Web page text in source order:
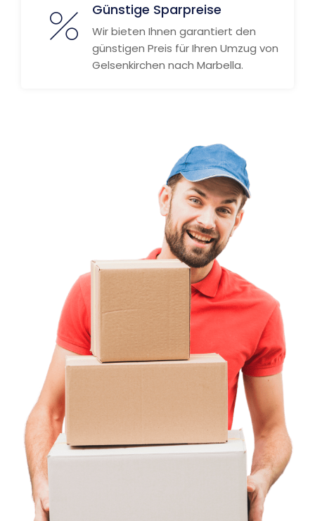
Günstige Sparpreise
Wir bieten Ihnen garantiert den
günstigen Preis für Ihren Umzug von
Gelsenkirchen nach Marbella.